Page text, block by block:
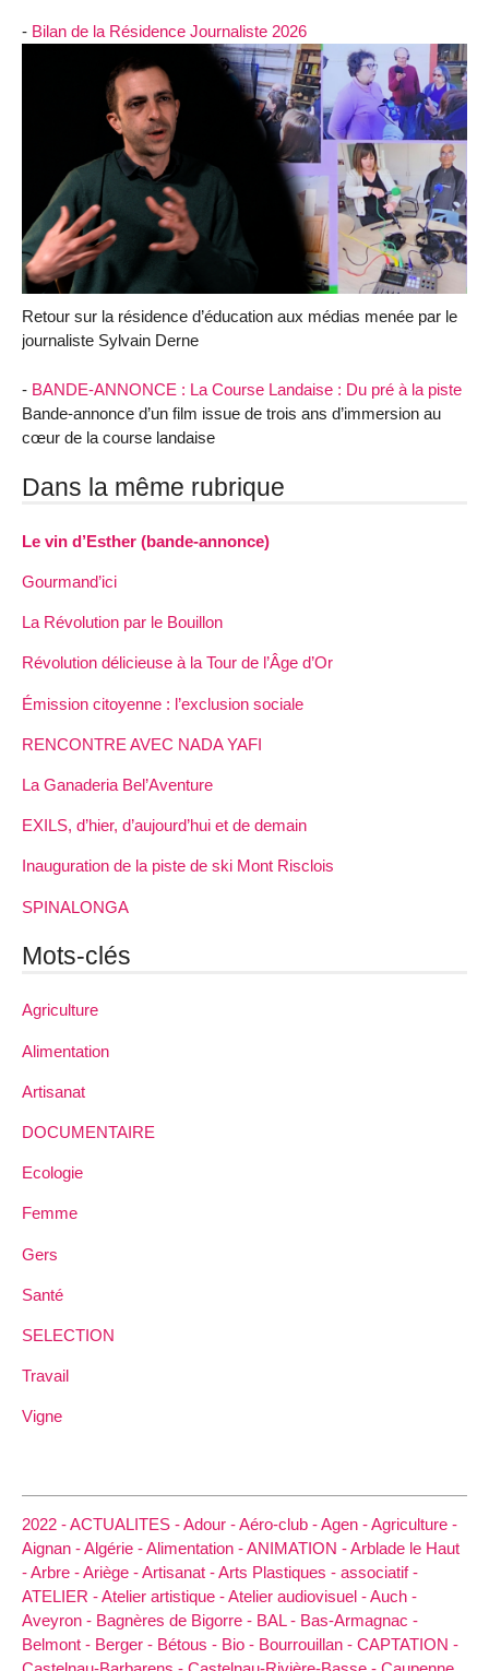
- Bilan de la Résidence Journaliste 2026
Retour sur la résidence d’éducation aux médias menée par le
journaliste Sylvain Derne
- BANDE-ANNONCE : La Course Landaise : Du pré à la piste
Bande-annonce d’un film issue de trois ans d’immersion au
cœur de la course landaise
Dans la même rubrique
Le vin d’Esther (bande-annonce)
Gourmand’ici
La Révolution par le Bouillon
Révolution délicieuse à la Tour de l’Âge d’Or
Émission citoyenne : l’exclusion sociale
RENCONTRE AVEC NADA YAFI
La Ganaderia Bel’Aventure
EXILS, d’hier, d’aujourd’hui et de demain
Inauguration de la piste de ski Mont Risclois
SPINALONGA
Mots-clés
Agriculture
Alimentation
Artisanat
DOCUMENTAIRE
Ecologie
Femme
Gers
Santé
SELECTION
Travail
Vigne
2022 -ACTUALITES -Adour -Aéro-club -Agen -Agriculture -
Aignan -Algérie -Alimentation -ANIMATION -Arblade le Haut
-Arbre -Ariège -Artisanat -Arts Plastiques - associatif -
ATELIER -Atelier artistique -Atelier audiovisuel -Auch -
Aveyron - Bagnères de Bigorre - BAL - Bas-Armagnac -
Belmont - Berger - Bétous - Bio - Bourrouillan - CAPTATION -